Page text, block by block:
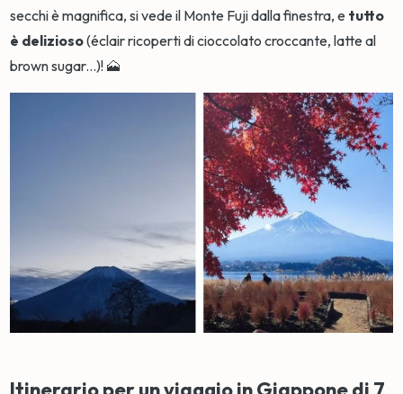
secchi è magnifica, si vede il Monte Fuji dalla finestra, e tutto
è delizioso(éclair ricoperti di cioccolato croccante, latte al
brown sugar...)! 🗻